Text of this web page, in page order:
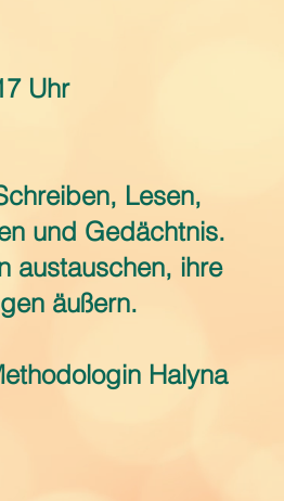
Uhr
Lesen,
und Gedächtnis.
austauschen, ihre
äußern.
Halyna